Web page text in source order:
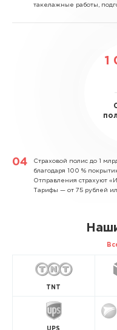
такелажные работы,
1
Страховой полис до 1
благодаря 100 %
Отправления страхуют
Тарифы — от 75 рублей
TNT